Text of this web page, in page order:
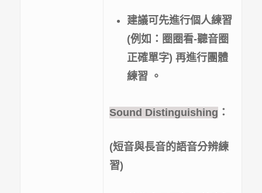
建議可先進行個人練習
(例如： 圈圈看-聽音圈
正確單字) 再進行團體
練習 。
Sound Distinguishing ：
(短音與長音的語音分辨練
習)